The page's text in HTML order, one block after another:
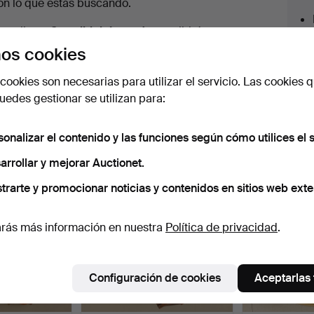
lo que estás buscando.
clic enSuscribir búsqueday recibirás un
tan pronto como dispongamos del lote.
archivo que coinciden con tu
cookies
son necesarias para utilizar el servicio. Las cookies
gestionar se utilizan para:
el contenido y las funciones según cómo utilices el
y mejorar Auctionet.
y promocionar noticias y contenidos en sitios web
más información en nuestra Política de privacidad.
Configuración de cookies Aceptarlas